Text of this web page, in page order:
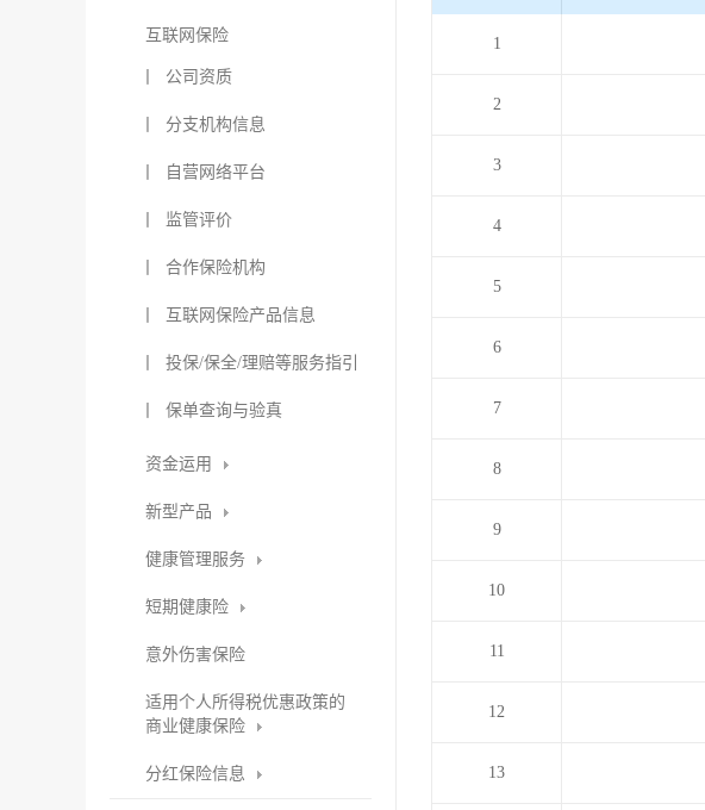
互联网保险
丨 公司资质
丨 分支机构信息
丨 自营网络平台
丨 监管评价
丨 合作保险机构
丨 互联网保险产品信息
丨 投保/保全/理赔等服务指引
丨 保单查询与验真
资金运用
新型产品
健康管理服务
短期健康险
意外伤害保险
适用个人所得税优惠政策的
商业健康保险
分红保险信息
1
2
3
4
5
6
7
8
9
10
11
12
13